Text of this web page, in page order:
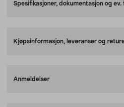
Spesifikasjoner, dokumentasjon og
Kjøpsinformasjon, leveranser og
Anmeldelser